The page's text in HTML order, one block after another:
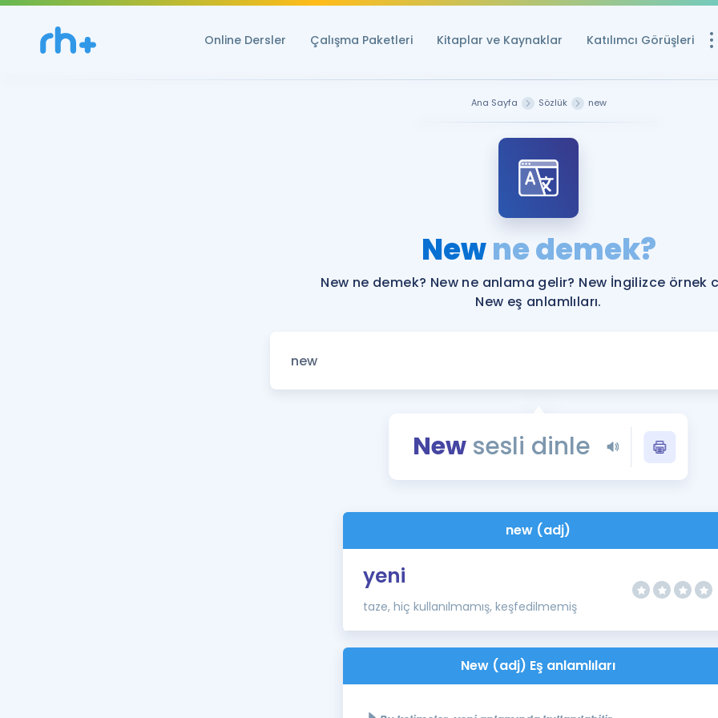
Online Dersler Çalışma Paketleri Kitaplar ve Kaynaklar Katılımcı Görüşleri
YDS ve YÖKDİL
YDS ve YÖKDİL'e
Tüm ÖSYM
Blog
YDS - YÖKDİL
İngilizce Gramer
Ana Sayfa Sözlük new
Newne demek?
New ne demek? New ne anlama gelir? New İngilizce örnek
New eş anlamlıları.
New sesli dinle
new (adj)
yeni
taze, hiç kullanılmamış, keşfedilmemiş
New (adj) Eş anlamlıları